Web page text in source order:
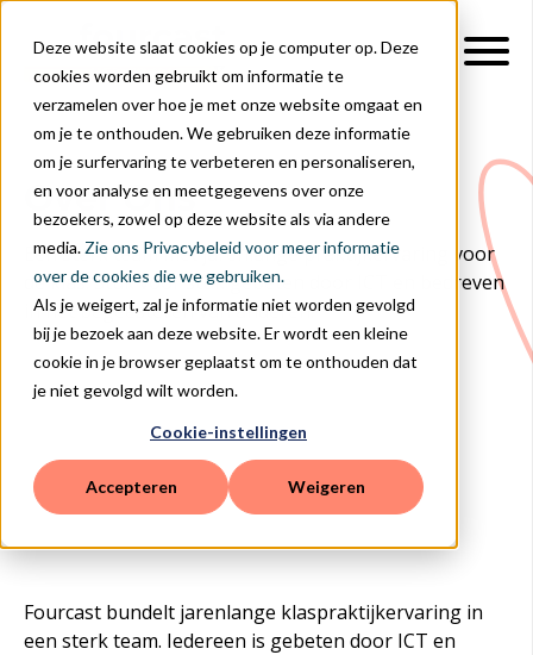
Deze website slaat cookies op je computer op. Deze
cookies worden gebruikt om informatie te
verzamelen over hoe je met onze website omgaat en
om je te onthouden. We gebruiken deze informatie
om je surfervaring te verbeteren en personaliseren,
en voor analyse en meetgegevens over onze
bezoekers, zowel op deze website als via andere
media. Zie ons Privacybeleid voor meer informatie
over de cookies die we gebruiken.
Als je weigert, zal je informatie niet worden gevolgd
bij je bezoek aan deze website. Er wordt een kleine
cookie in je browser geplaatst om te onthouden dat
je niet gevolgd wilt worden.
Cookie-instellingen
Accepteren Weigeren
Over Ons
Een sterk team met jarenlange praktijkervaring voor
de klas. Stuk voor stuk gebeten door ICT en bedreven
in het begeesteren van anderen.
Fourcast bundelt jarenlange klaspraktijkervaring in
een sterk team. Iedereen is gebeten door ICT en